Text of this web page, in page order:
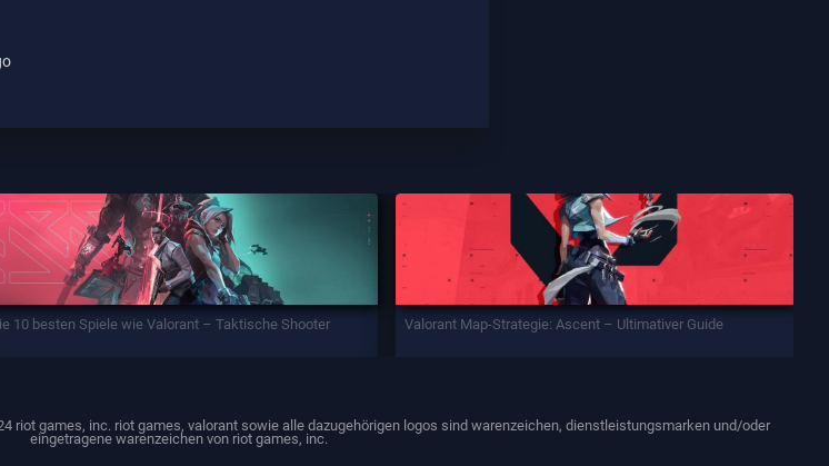
10 besten Spiele wie Valorant – Taktische Shooter Valorant Map-Strategie: Ascent – Ultimativer Guide
riot games, inc. riot games, valorant sowie alle dazugehörigen logos sind warenzeichen, dienstleistungsmarken und/oder
eingetragene warenzeichen von riot games, inc.